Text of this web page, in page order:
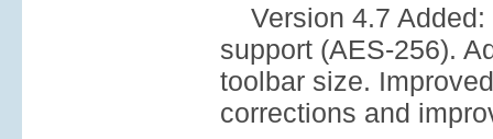
Version 4.7 Added:
support (AES-256).
toolbar size.
corrections and